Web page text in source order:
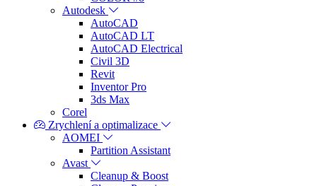
Autodesk
AutoCAD
AutoCAD LT
AutoCAD Electrical
Civil 3D
Revit
Inventor Pro
3ds Max
Corel
Zrychlení a optimalizace
AOMEI
Partition Assistant
Avast
Cleanup & Boost